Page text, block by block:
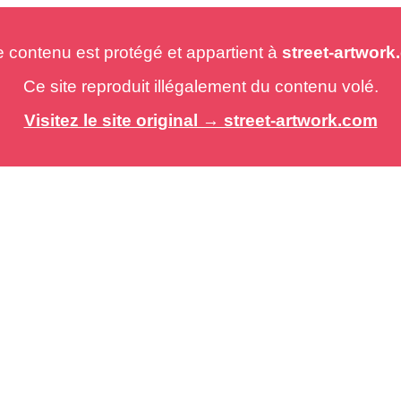
est protégé et appartient à street-
Ce site reproduit illégalement du contenu volé.
Visitez le site original → street-artwork.com